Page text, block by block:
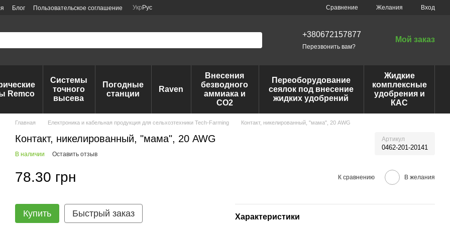
Блог Пользовательское соглашение Укр Рус Сравнение Желания Вход
+380672157877
Перезвонить вам?
Мой заказ
Remco
Системы
точного
высева
Погодные
станции
Raven
Внесения
безводного
аммиака и
CO2
Переоборудование
сеялок под внесение
жидких удобрений
Жидкие
комплексные
удобрения и
КАС
Главная Електроника и кабельная продукция для сельхозтехники Tech-Farming Контакт, никелированный, "мама", 20 AWG
Контакт, никелированный, "мама", 20 AWG Артикул
0462-201-20141
В наличии Оставить отзыв
78.30 грн К сравнению В желания
Купить Быстрый заказ Характеристики